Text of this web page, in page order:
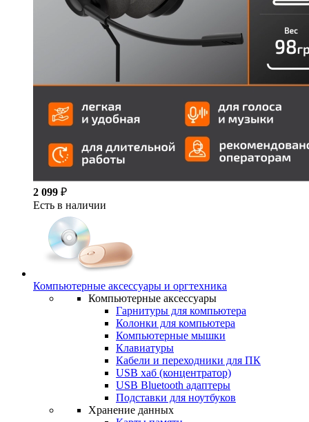
2 099 ₽
Есть в наличии
Компьютерные аксессуары и оргтехника
Компьютерные аксессуары
Гарнитуры для компьютера
Колонки для компьютера
Компьютерные мышки
Клавиатуры
Кабели и переходники для ПК
USB хаб (концентратор)
USB Bluetooth адаптеры
Подставки для ноутбуков
Хранение данных